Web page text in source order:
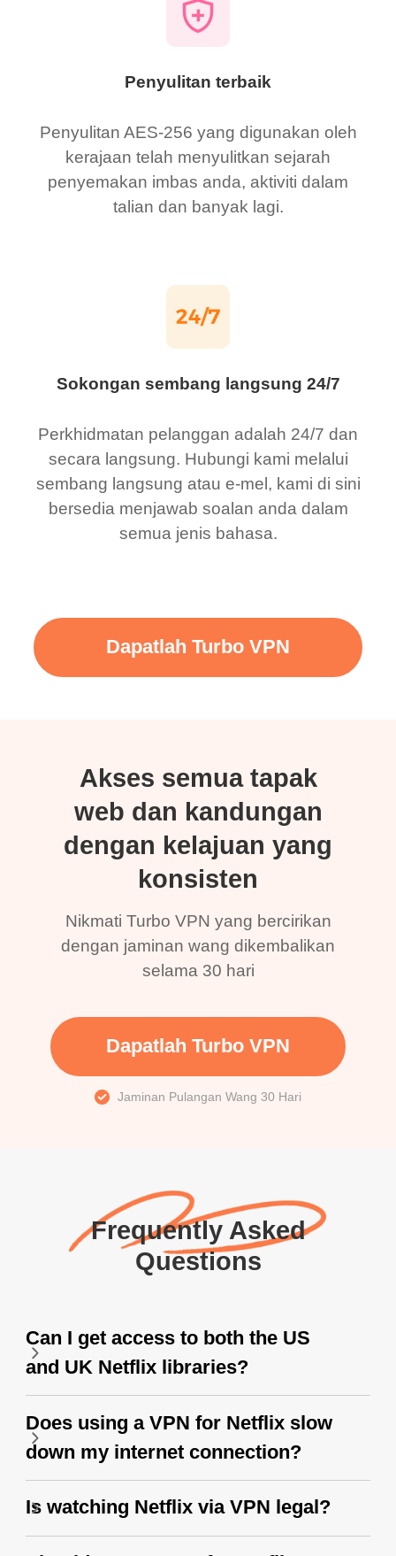
Penyulitan terbaik
Penyulitan AES-256 yang digunakan oleh
kerajaan telah menyulitkan sejarah
penyemakan imbas anda, aktiviti dalam
talian dan banyak lagi.
Sokongan sembang langsung 24/7
Perkhidmatan pelanggan adalah 24/7 dan
secara langsung. Hubungi kami melalui
sembang langsung atau e-mel, kami di sini
bersedia menjawab soalan anda dalam
semua jenis bahasa.
Dapatlah Turbo VPN
Akses semua tapak
web dan kandungan
dengan kelajuan yang
konsisten
Nikmati Turbo VPN yang bercirikan
dengan jaminan wang dikembalikan
selama 30 hari
Dapatlah Turbo VPN
Jaminan Pulangan Wang 30 Hari
Frequently Asked
Questions
Can I get access to both the US
and UK Netflix libraries?
Does using a VPN for Netflix slow
down my internet connection?
Is watching Netflix via VPN legal?